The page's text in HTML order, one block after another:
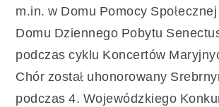
m.in. w Domu Pomocy
Domu Dziennego Pobytu
podczas cyklu Koncertów
Chór został uhonorowany
podczas 4. Wojewódzkiego